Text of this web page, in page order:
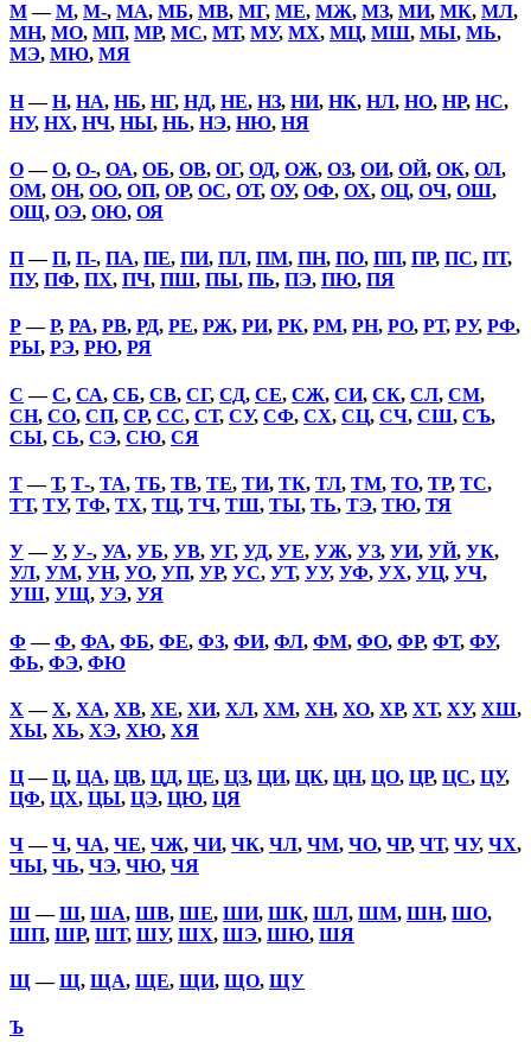
М—М, М-, МА, МБ, МВ, МГ, МЕ, МЖ, МЗ, МИ, МК, МЛ,
МН, МО, МП, МР, МС, МТ, МУ, МХ, МЦ, МШ, МЫ, МЬ,
МЭ, МЮ, МЯ
Н—Н, НА, НБ, НГ, НД, НЕ, НЗ, НИ, НК, НЛ, НО, НР, НС,
НУ, НХ, НЧ, НЫ, НЬ, НЭ, НЮ, НЯ
О—О, О-, ОА, ОБ, ОВ, ОГ, ОД, ОЖ, ОЗ, ОИ, ОЙ, ОК, ОЛ,
ОМ, ОН, ОО, ОП, ОР, ОС, ОТ, ОУ, ОФ, ОХ, ОЦ, ОЧ, ОШ,
ОЩ, ОЭ, ОЮ, ОЯ
П—П, П-, ПА, ПЕ, ПИ, ПЛ, ПМ, ПН, ПО, ПП, ПР, ПС, ПТ,
ПУ, ПФ, ПХ, ПЧ, ПШ, ПЫ, ПЬ, ПЭ, ПЮ, ПЯ
Р—Р, РА, РВ, РД, РЕ, РЖ, РИ, РК, РМ, РН, РО, РТ, РУ, РФ,
РЫ, РЭ, РЮ, РЯ
С —С, СА, СБ, СВ, СГ, СД, СЕ, СЖ, СИ, СК, СЛ, СМ,
СН, СО, СП, СР, СС, СТ, СУ, СФ, СХ, СЦ, СЧ, СШ, СЪ,
СЫ, СЬ, СЭ, СЮ, СЯ
Т—Т, Т-, ТА, ТБ, ТВ, ТЕ, ТИ, ТК, ТЛ, ТМ, ТО, ТР, ТС,
ТТ, ТУ, ТФ, ТХ, ТЦ, ТЧ, ТШ, ТЫ, ТЬ, ТЭ, ТЮ, ТЯ
У—У, У-, УА, УБ, УВ, УГ, УД, УЕ, УЖ, УЗ, УИ, УЙ, УК,
УЛ, УМ, УН, УО, УП, УР, УС, УТ, УУ, УФ, УХ, УЦ, УЧ,
УШ, УЩ, УЭ, УЯ
Ф —Ф, ФА, ФБ, ФЕ, ФЗ, ФИ, ФЛ, ФМ, ФО, ФР, ФТ, ФУ,
ФЬ, ФЭ, ФЮ
Х —Х, ХА, ХВ, ХЕ, ХИ, ХЛ, ХМ, ХН, ХО, ХР, ХТ, ХУ, ХШ,
ХЫ, ХЬ, ХЭ, ХЮ, ХЯ
Ц—Ц, ЦА, ЦВ, ЦД, ЦЕ, ЦЗ, ЦИ, ЦК, ЦН, ЦО, ЦР, ЦС, ЦУ,
ЦФ, ЦХ, ЦЫ, ЦЭ, ЦЮ, ЦЯ
Ч—Ч, ЧА, ЧЕ, ЧЖ, ЧИ, ЧК, ЧЛ, ЧМ, ЧО, ЧР, ЧТ, ЧУ, ЧХ,
ЧЫ, ЧЬ, ЧЭ, ЧЮ, ЧЯ
Ш—Ш, ША, ШВ, ШЕ, ШИ, ШК, ШЛ, ШМ, ШН, ШО,
ШП, ШР, ШТ, ШУ, ШХ, ШЭ, ШЮ, ШЯ
Щ —Щ, ЩА, ЩЕ, ЩИ, ЩО, ЩУ
Ъ